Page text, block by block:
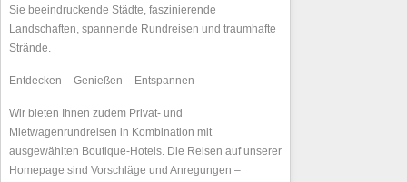
Sie beeindruckende Städte, faszinierende
Landschaften, spannende Rundreisen und traumhafte
Strände.
Entdecken – Genießen – Entspannen
Wir bieten Ihnen zudem Privat- und
Mietwagenrundreisen in Kombination mit
ausgewählten Boutique-Hotels. Die Reisen auf unserer
Homepage sind Vorschläge und Anregungen –